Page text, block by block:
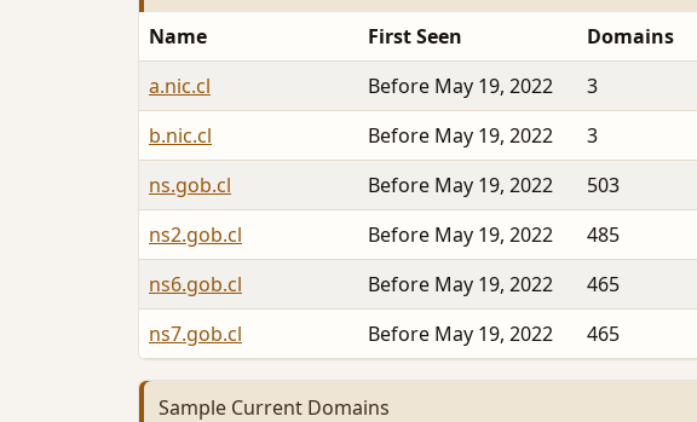
Name First Seen
Domains
a.nic.cl
Before May 19, 2022
3
b.nic.cl
Before May 19, 2022
3
ns.gob.cl
Before May 19, 2022
503
ns2.gob.cl
Before May 19, 2022
485
ns6.gob.cl
Before May 19, 2022
465
ns7.gob.cl
Before May 19, 2022 465
Sample Current Domains